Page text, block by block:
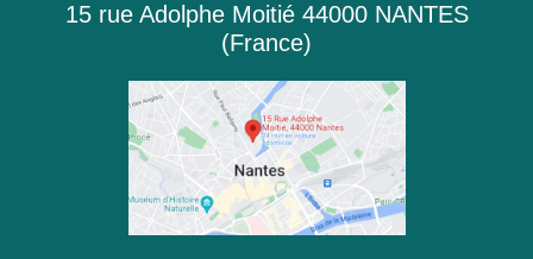
15 rue Adolphe Moitié 44000 NANTES
(France)